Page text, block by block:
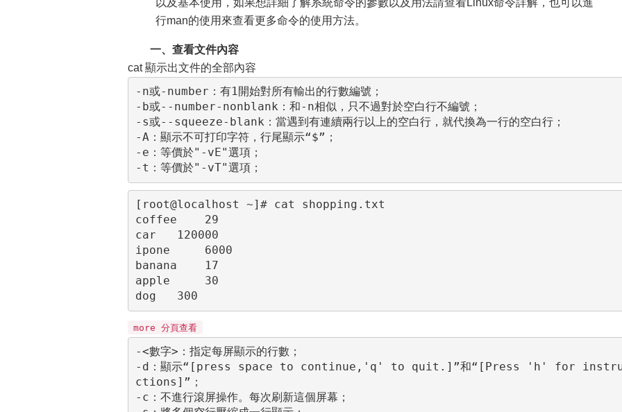
行man的使用來查看更多命令的使用方法。
一、查看文件內容
cat 顯示出文件的全部內容
-n或-number：有1開始對所有輸出的行數編號；
-b或--number-nonblank：和-n相似，只不過對於空白行不編號；
-s或--squeeze-blank：當遇到有連續兩行以上的空白行，就代換為一行的空白行；
-A：顯示不可打印字符，行尾顯示“$”；
-e：等價於"-vE"選項；
[root@localhost ~]# cat shopping.txt
coffee    29
car   120000
ipone     6000
banana    17
apple     30
dog   300
more 分頁查看
-<數字>：指定每屏顯示的行數；
-d：顯示“[press space to continue,'q' to quit.]”和“[Press 'h' for
ctions]”；
-c：不進行滾屏操作。每次刷新這個屏幕；